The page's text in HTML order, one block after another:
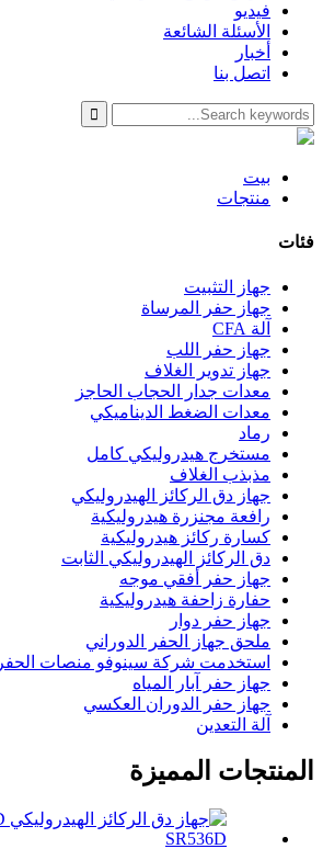
فيديو
الأسئلة الشائعة
أخبار
اتصل بنا
بيت
منتجات
فئات
جهاز التثبيت
جهاز حفر المرساة
آلة CFA
جهاز حفر اللب
جهاز تدوير الغلاف
معدات جدار الحجاب الحاجز
معدات الضغط الديناميكي
رماد
مستخرج هيدروليكي كامل
مذبذب الغلاف
جهاز دق الركائز الهيدروليكي
رافعة مجنزرة هيدروليكية
كسارة ركائز هيدروليكية
دق الركائز الهيدروليكي الثابت
جهاز حفر أفقي موجه
حفارة زاحفة هيدروليكية
جهاز حفر دوار
ملحق جهاز الحفر الدوراني
استخدمت شركة سينوفو منصات الحفر
جهاز حفر آبار المياه
جهاز حفر الدوران العكسي
آلة التعدين
المنتجات المميزة